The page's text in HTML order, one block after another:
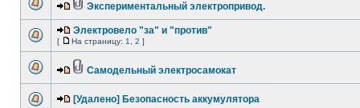
Экспериментальный электропривод.
Электровело "за" и "против"
[ На страницу: 1 2 ]
Самодельный электросамокат
[Удалено] Безопасность аккумулятора